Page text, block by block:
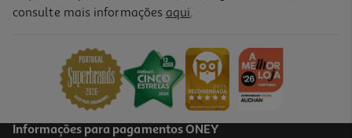
Máquina De Café Nespresso Krups Inissia Xn100510 Vermelha 19
74,99 €
consulte mais informações aqui.
Informações para pagamentos ONEY